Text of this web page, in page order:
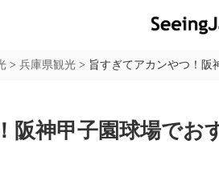
> 兵庫県観光> 旨すぎてアカンやつ！阪
阪神甲子園球場でお